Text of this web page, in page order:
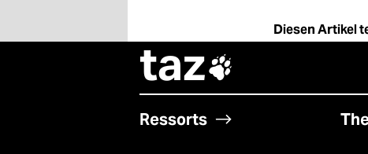
Diesen Artikel
taz
Ressorts